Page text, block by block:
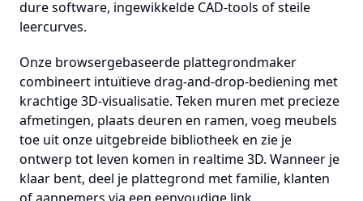
dure software, ingewikkelde CAD-tools of steile
leercurves.
Onze browsergebaseerde plattegrondmaker
combineert intuïtieve drag-and-drop-bediening met
krachtige 3D-visualisatie. Teken muren met precieze
afmetingen, plaats deuren en ramen, voeg meubels
toe uit onze uitgebreide bibliotheek en zie je
ontwerp tot leven komen in realtime 3D. Wanneer je
klaar bent, deel je plattegrond met familie, klanten
of aannemers via een eenvoudige link.